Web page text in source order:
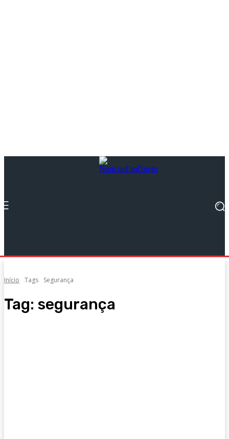
Início Tags Segurança
Tag: segurança